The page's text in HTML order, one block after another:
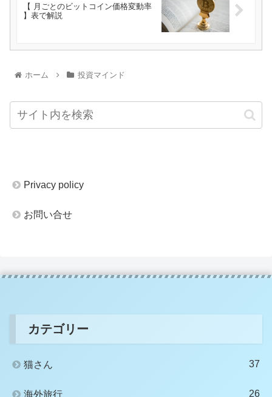
【 月ごとのビットコイン価格変動率
】表で解説
ホーム 投資マインド
Privacy policy
お問い合せ
カテゴリー
猫さん 37
海外旅行 26